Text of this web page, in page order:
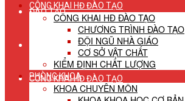
ĐÀO TẠO
TUYỂN SINH
CÔNG KHAI HĐ ĐÀO TẠO
CÔNG KHAI HĐ ĐÀO TẠO
CÔNG KHAI HĐ ĐÀO TẠO
CHƯƠNG TRÌNH ĐÀO TẠO
ĐỘI NGŨ NHÀ GIÁO
CƠ SỞ VẬT CHẤT
KIỂM ĐỊNH CHẤT LƯỢNG
PHÒNG KHOA
KHOA CHUYÊN MÔN